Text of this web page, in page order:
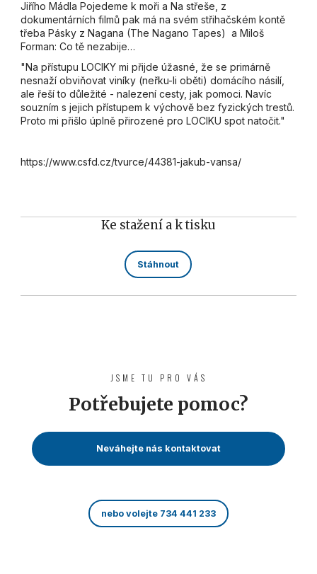
Jiřího Mádla Pojedeme k moři a Na střeše, z
dokumentárních filmů pak má na svém střihačském kontě
třeba Pásky z Nagana (The Nagano Tapes) a Miloš
Forman: Co tě nezabije…
"Na přístupu LOCIKY mi přijde úžasné, že se primárně
nesnaží obviňovat viníky (neřku-li oběti) domácího násilí,
ale řeší to důležité - nalezení cesty, jak pomoci. Navíc
souzním s jejich přístupem k výchově bez fyzických trestů.
Proto mi přišlo úplně přirozené pro LOCIKU spot natočit."
https://www.csfd.cz/tvurce/44381-jakub-vansa/
Ke stažení a k tisku
Stáhnout
JSME TU PRO VÁS
Potřebujete pomoc?
Neváhejte nás kontaktovat
nebo volejte 734 441 233